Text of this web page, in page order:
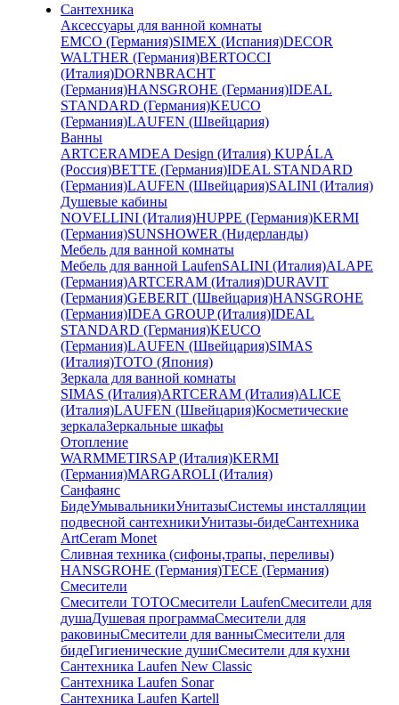
Сантехника
Аксессуары для ванной комнаты
EMCO (Германия)SIMEX (Испания)DECOR
WALTHER (Германия)BERTOCCI
(Италия)DORNBRACHT
(Германия)HANSGROHE (Германия)IDEAL
STANDARD (Германия)KEUCO
(Германия)LAUFEN (Швейцария)
Ванны
ARTCERAMDEA Design (Италия) KUPÁLA
(Россия)BETTE (Германия)IDEAL STANDARD
(Германия)LAUFEN (Швейцария)SALINI (Италия)
Душевые кабины
NOVELLINI (Италия)HUPPE (Германия)KERMI
(Германия)SUNSHOWER (Нидерланды)
Мебель для ванной комнаты
Мебель для ванной LaufenSALINI (Италия)ALAPE
(Германия)ARTCERAM (Италия)DURAVIT
(Германия)GEBERIT (Швейцария)HANSGROHE
(Германия)IDEA GROUP (Италия)IDEAL
STANDARD (Германия)KEUCO
(Германия)LAUFEN (Швейцария)SIMAS
(Италия)TOTO (Япония)
Зеркала для ванной комнаты
SIMAS (Италия)ARTCERAM (Италия)ALICE
(Италия)LAUFEN (Швейцария)Косметические
зеркалаЗеркальные шкафы
Отопление
WARMMETIRSAP (Италия)KERMI
(Германия)MARGAROLI (Италия)
Санфаянс
БидеУмывальникиУнитазыСистемы инсталляции
подвесной сантехникиУнитазы-бидеСантехника
ArtCeram Monet
Сливная техника (сифоны,трапы, переливы)
HANSGROHE (Германия)TECE (Германия)
Смесители
Смесители TOTOСмесители LaufenСмесители для
душаДушевая программаСмесители для
раковиныСмесители для ванныСмесители для
бидеГигиенические душиСмесители для кухни
Сантехника Laufen New Classic
Сантехника Laufen Sonar
Сантехника Laufen Kartell